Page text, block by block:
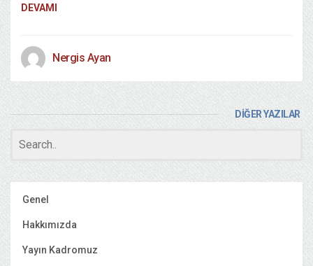
DEVAMI
Nergis Ayan
DİĞER YAZILAR
Genel
Hakkımızda
Yayın Kadromuz